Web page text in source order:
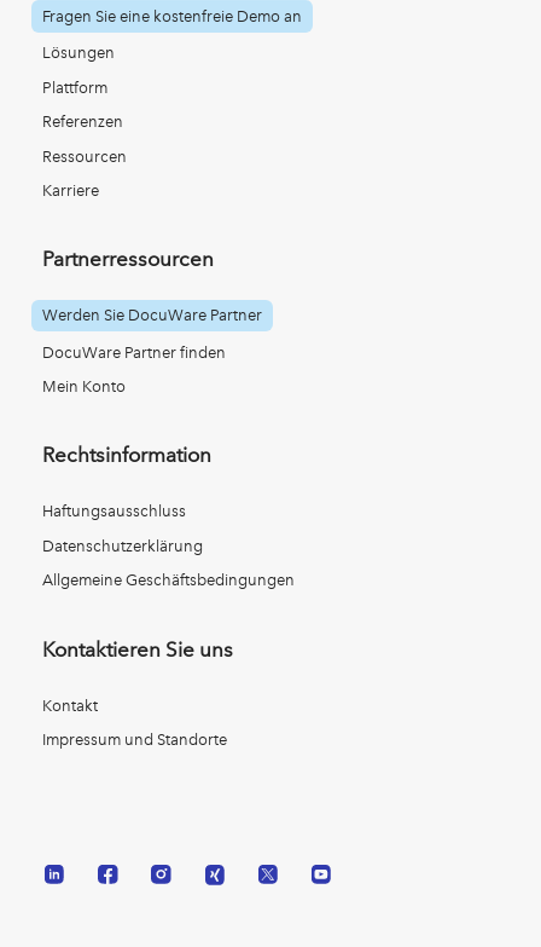
Fragen Sie eine kostenfreie Demo an
Lösungen
Plattform
Referenzen
Ressourcen
Karriere
Partnerressourcen
Werden Sie DocuWare Partner
DocuWare Partner finden
Mein Konto
Rechtsinformation
Haftungsausschluss
Datenschutzerklärung
Allgemeine Geschäftsbedingungen
Kontaktieren Sie uns
Kontakt
Impressum und Standorte